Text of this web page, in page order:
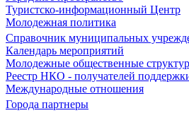
Туристско-информационный Центр
Молодежная политика
Справочник муниципальных
Календарь мероприятий
Молодежные общественные
Реестр НКО - получателей
Международные отношения
Города партнеры